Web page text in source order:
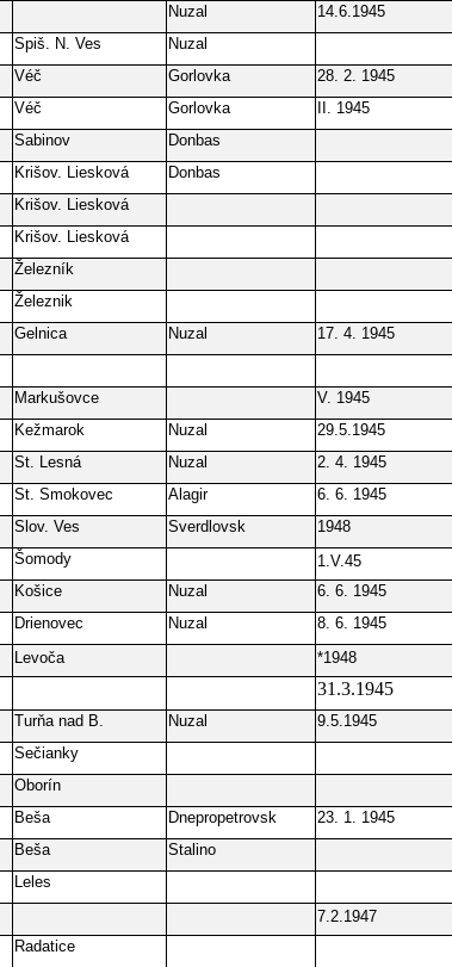
Nuzal
14.6.1945
Spiš. N. Ves
Nuzal
Véč Gorlovka
28. 2. 1945
Véč Gorlovka
II. 1945
Sabinov
Donbas
Krišov. Liesková
Donbas
Krišov. Liesková
Krišov. Liesková
Železník
Železnik
Gelnica Nuzal
17. 4. 1945
Markušovce
V. 1945
Kežmarok Nuzal
29.5.1945
St. Lesná Nuzal
2. 4. 1945
St. Smokovec Alagir
6. 6. 1945
Slov. Ves Sverdlovsk
1948
Šomody
1.V.45
Košice Nuzal
6. 6. 1945
Drienovec Nuzal
8. 6. 1945
Levoča
*1948
31.3.1945
Turňa nad B. Nuzal
9.5.1945
Sečianky
Oborín
Beša Dnepropetrovsk
23. 1. 1945
Beša
Stalino
Leles
7.2.1947
Radatice